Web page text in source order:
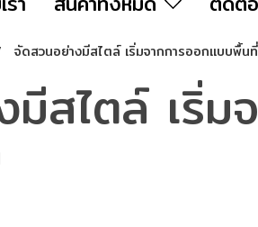
จัดสวนอย่างมีสไตล์ เริ่มจากการออกแบบพื้น
สไตล์ เริ่ม